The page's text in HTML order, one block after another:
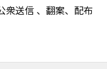
衆送信 、翻案、配布